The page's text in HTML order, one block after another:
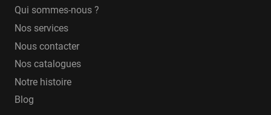
Qui sommes-nous ?
Nos services
Nous contacter
Nos catalogues
Notre histoire
Blog